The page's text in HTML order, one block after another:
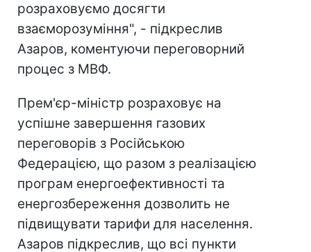
розраховуємо досягти
взаєморозуміння", - підкреслив
Азаров, коментуючи переговорний
процес з МВФ.
Прем'єр-міністр розраховує на
успішне завершення газових
переговорів з Російською
Федерацією, що разом з реалізацією
програм енергоефективності та
енергозбереження дозволить не
підвищувати тарифи для населення.
Азаров підкреслив, що всі пункти